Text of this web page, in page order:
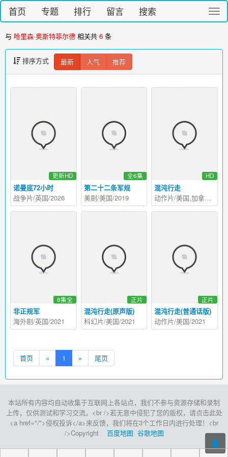
切
换
首页 专题 排行 留言 搜索
与 哈里森·奥斯特菲尔德 相关共 6 条
排序方式 最新 人气 推荐
诺曼底72小时
更新HD
战争片/英国/2026
第二十二条军规
全6集
美剧/美国/2019
混沌行走
HD
动作片/美国,加拿大/2021
非正规军
8集全
海外剧/英国/2021
混沌行走(原声版)
正片
科幻片/美国/2021
混沌行走(普通话版)
正片
动作片/美国/2021
首页 « 1 » 尾页
本站所有内容均自动收集于互联网上各站点，我们不参与资源存储和录制
上传，仅供测试和学习交流。<br />若无意中侵犯了您的版权，请点击此处
<a href="/">侵权投诉</a>来反馈，我们将在3个工作日内进行处理！<br
/>Copyright 百度地图 谷歌地图